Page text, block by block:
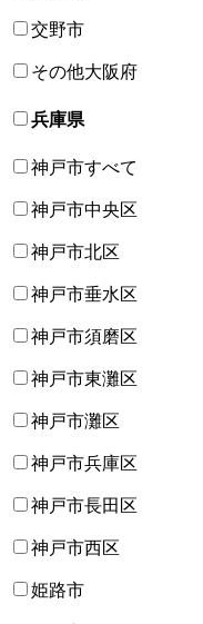
交野市
その他大阪府
兵庫県
神戸市すべて
神戸市中央区
神戸市北区
神戸市垂水区
神戸市須磨区
神戸市東灘区
神戸市灘区
神戸市兵庫区
神戸市長田区
神戸市西区
姫路市